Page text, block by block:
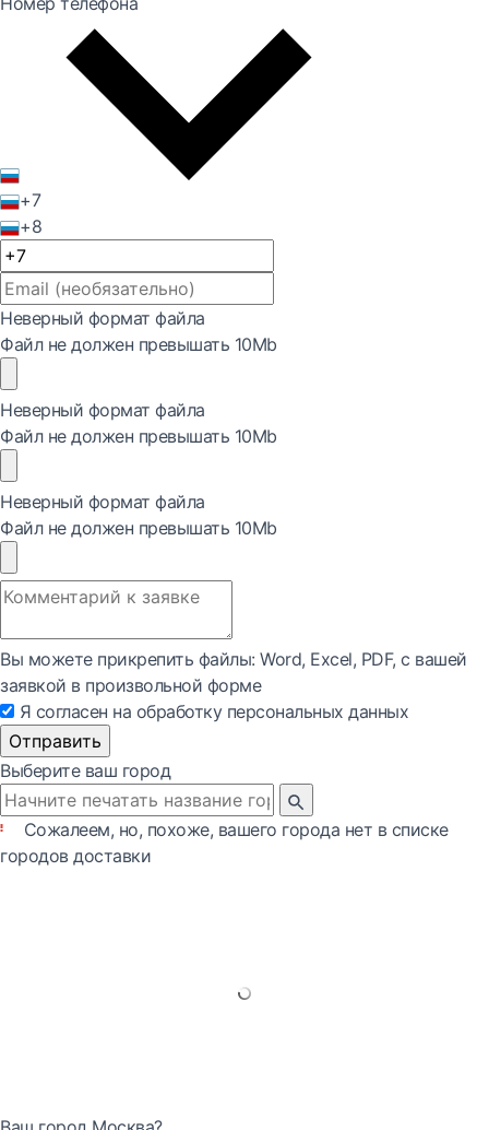
+7
+8
Неверный формат файла
Файл не должен превышать 10Mb
Неверный формат файла
Файл не должен превышать 10Mb
Неверный формат файла
Файл не должен превышать 10Mb
Вы можете прикрепить файлы: Word, Exсel, PDF, с вашей
заявкой в произвольной форме
Я согласен на обработку персональных данных
Отправить
Выберите ваш город
Сожалеем, но, похоже, вашего города нет в списке
городов доставки